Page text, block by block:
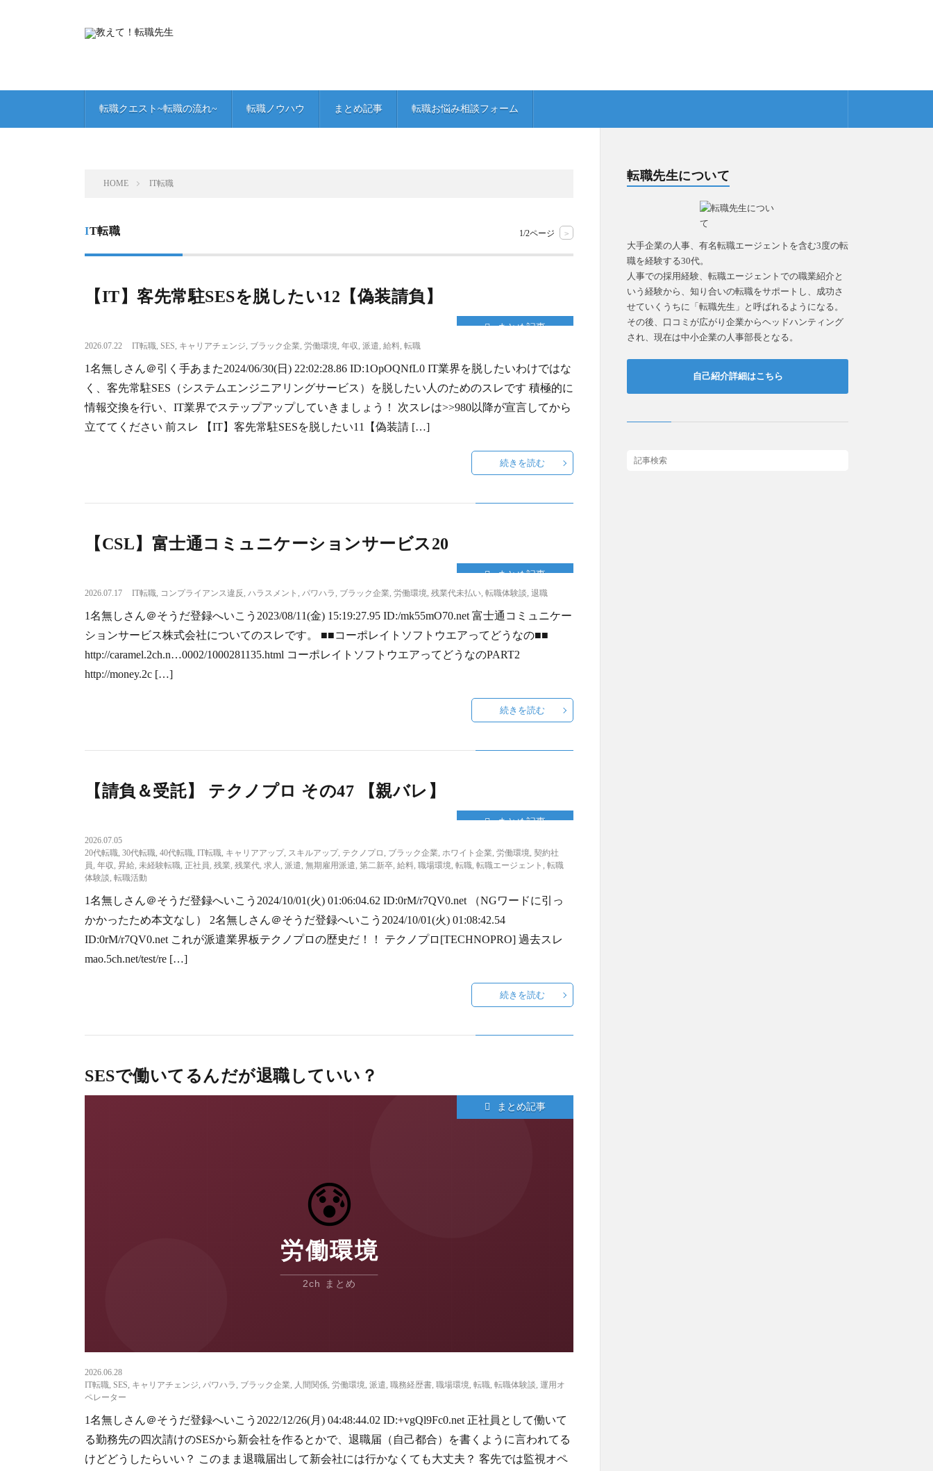
転職クエスト~転職の流れ~ 転職ノウハウ まとめ記事 転職お悩み相談フォーム
HOME IT転職
IT転職 1/2ページ >
【IT】客先常駐SESを脱したい12【偽装請負】
まとめ記事
2026.07.22 IT転職, SES, キャリアチェンジ, ブラック企業, 労働環境, 年収, 派遣, 給料, 転職
1名無しさん＠引く手あまた2024/06/30(日) 22:02:28.86 ID:1OpOQNfL0 IT業界を脱したいわけではな
く、客先常駐SES（システムエンジニアリングサービス）を脱したい人のためのスレです 積極的に
情報交換を行い、IT業界でステップアップしていきましょう！ 次スレは>>980以降が宣言してから
立ててください 前スレ 【IT】客先常駐SESを脱したい11【偽装請 […]
続きを読む
【CSL】富士通コミュニケーションサービス20
まとめ記事
2026.07.17 IT転職, コンプライアンス違反 , ハラスメント , パワハラ , ブラック企業, 労働環境, 残業代未払い, 転職体験談, 退職
1名無しさん＠そうだ登録へいこう2023/08/11(金) 15:19:27.95 ID:/mk55mO70.net 富士通コミュニケー
ションサービス株式会社についてのスレです。 ■■コーポレイトソフトウエアってどうなの■■
http://caramel.2ch.n…0002/1000281135.html コーポレイトソフトウエアってどうなのPART2
http://money.2c […]
続きを読む
【請負＆受託】 テクノプロ その47 【親バレ】
まとめ記事
2026.07.05
20代転職, 30代転職, 40代転職, IT転職, キャリアアップ, スキルアップ, テクノプロ , ブラック企業, ホワイト企業, 労働環境, 契約社
員, 年収, 昇給, 未経験転職, 正社員, 残業, 残業代, 求人 , 派遣, 無期雇用派遣, 第二新卒, 給料, 職場環境, 転職, 転職エージェント , 転職
体験談, 転職活動
1名無しさん＠そうだ登録へいこう2024/10/01(火) 01:06:04.62 ID:0rM/r7QV0.net （NGワードに引っ
かかったため本文なし） 2名無しさん＠そうだ登録へいこう2024/10/01(火) 01:08:42.54
ID:0rM/r7QV0.net これが派遣業界板テクノプロの歴史だ！！ テクノプロ[TECHNOPRO] 過去スレ
mao.5ch.net/test/re […]
続きを読む
SESで働いてるんだが退職していい？
まとめ記事
2026.06.28
IT転職 SES キャリアチェンジ パワハラ ブラック企業 人間関係 労働環境 派遣 職務経歴書 職場環境 転職 転職体験談 運用オ
ペレーター
1名無しさん＠そうだ登録へいこう2022/12/26(月) 04:48:44.02 ID:+vgQl9Fc0.net 正社員として働いて
る勤務先の四次請けのSESから新会社を作るとかで、退職届（自己都合）を書くように言われてる
けどどうしたらいい？ このまま退職届出して新会社には行かなくても大丈夫？ 客先では監視オペ
転職先生について
大手企業の人事、有名転職エージェントを含む3度の転
職を経験する30代。
人事での採用経験、転職エージェントでの職業紹介と
いう経験から、知り合いの転職をサポートし、成功さ
せていくうちに「転職先生」と呼ばれるようになる。
その後、口コミが広がり企業からヘッドハンティング
され、現在は中小企業の人事部長となる。
自己紹介詳細はこちら